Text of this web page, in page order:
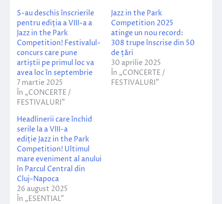
S-au deschis înscrierile
pentru ediția a VIII-a a
Jazz in the Park
Competition! Festivalul-
concurs care pune
artiștii pe primul loc va
avea loc în septembrie
7 martie 2025
În „CONCERTE /
FESTIVALURI”
Jazz in the Park
Competition 2025
atinge un nou record:
308 trupe înscrise din 50
de țări
30 aprilie 2025
În „CONCERTE /
FESTIVALURI”
Headlinerii care închid
serile la a VIII-a
ediție Jazz in the Park
Competition! Ultimul
mare eveniment al anului
în Parcul Central din
Cluj-Napoca
26 august 2025
În „ESENTIAL”